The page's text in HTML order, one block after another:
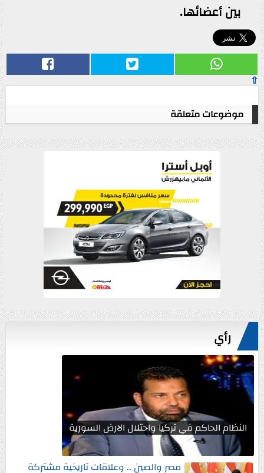
بين أعضائها.
⇧
موضوعات متعلقة
رأي
النظام الحاكم في تركيا واحتلال الارض السورية
مصر والصين .. وعلاقات تاريخية مشتركة